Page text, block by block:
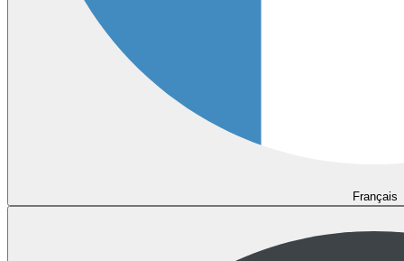
Français